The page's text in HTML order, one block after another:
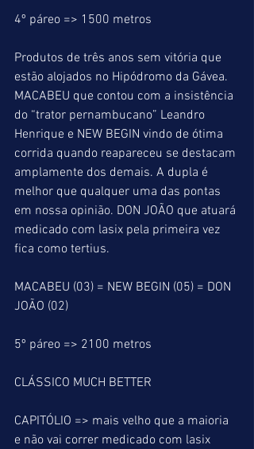
4º páreo => 1500 metros
Produtos de três anos sem vitória que
estão alojados no Hipódromo da Gávea.
MACABEU que contou com a insistência
do “trator pernambucano” Leandro
Henrique e NEW BEGIN vindo de ótima
corrida quando reapareceu se destacam
amplamente dos demais. A dupla é
melhor que qualquer uma das pontas
em nossa opinião. DON JOÃO que atuará
medicado com lasix pela primeira vez
fica como tertius.
MACABEU (03) = NEW BEGIN (05) = DON
JOÃO (02)
5º páreo => 2100 metros
CLÁSSICO MUCH BETTER
CAPITÓLIO => mais velho que a maioria
e não vai correr medicado com lasix